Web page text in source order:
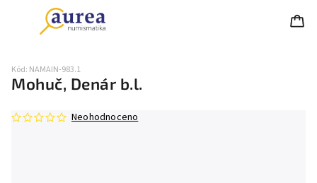
Mohuč, Denár b.l.
Kód: NAMAIN-983.1
Neohodnoceno